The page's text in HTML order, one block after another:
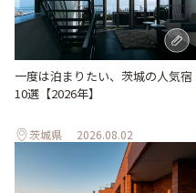
一度は泊まりたい、茨城の人気宿
10選【2026年】
茨城県 2026.08.02